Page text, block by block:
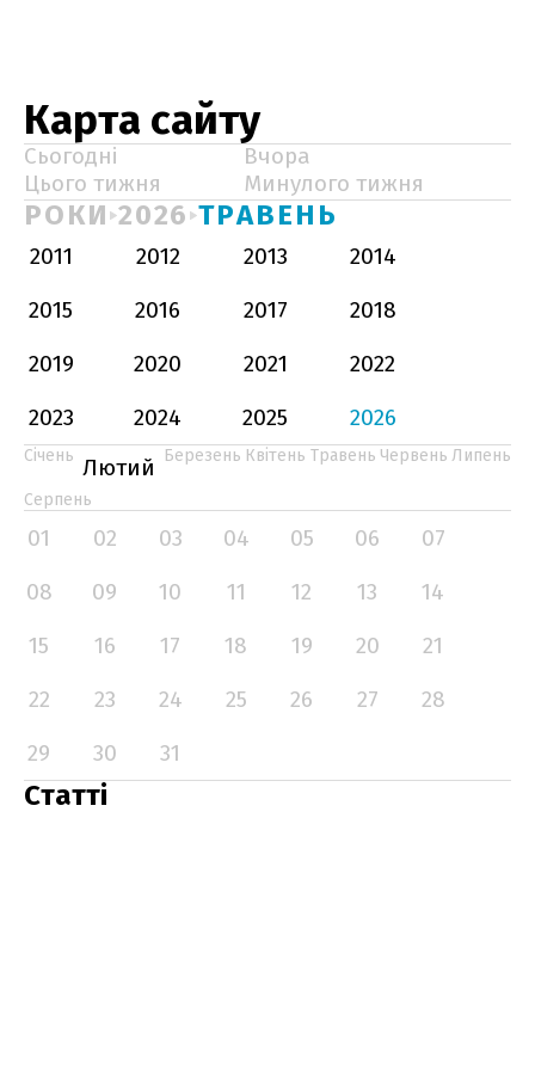
Карта сайту
Сьогодні
Вчора
Цього тижня
Минулого тижня
РОКИ 2026 ТРАВЕНЬ
2011 2012 2013
2014
2015
2016 2017
2018
2019
2020 2021
2022
2023
2024 2025 2026
Січень Лютий Березень Квітень Травень Червень Липень
Серпень
01 02 03 04 05 06
07
08
09 10 11 12 13
14
15
16 17 18 19 20
21
22
23 24 25 26 27
28
29
30 31
Статті